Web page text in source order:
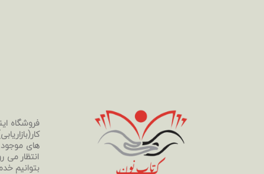
فروشگاه
های موجود
انتظار می
بتوانیم